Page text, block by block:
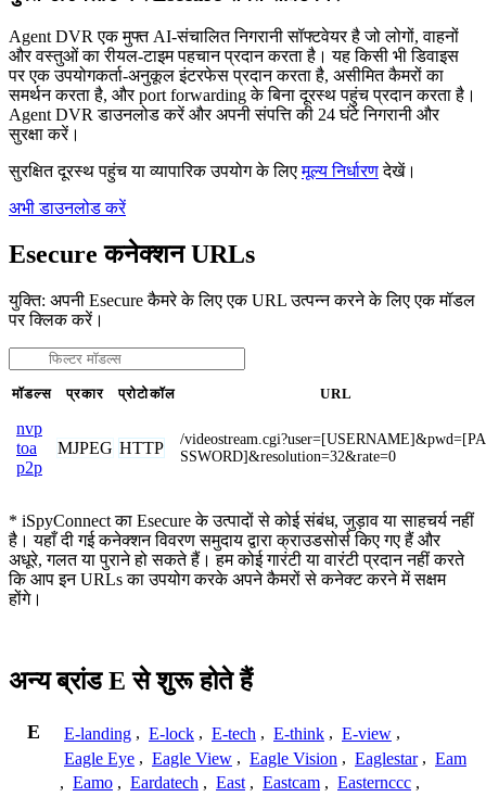
Agent DVR एक मुफ्त AI-संचालित निगरानी सॉफ्टवेयर है जो लोगों, वाहनों
और वस्तुओं का रीयल-टाइम पहचान प्रदान करता है। यह किसी भी डिवाइस
पर एक उपयोगकर्ता-अनुकूल इंटरफेस प्रदान करता है, असीमित कैमरों का
समर्थन करता है, और port forwarding के बिना दूरस्थ पहुंच प्रदान करता है।
Agent DVR डाउनलोड करें और अपनी संपत्ति की 24 घंटे निगरानी और
सुरक्षा करें।
सुरक्षित दूरस्थ पहुंच या व्यापारिक उपयोग के लिएमूल्य निर्धारणदेखें।
अभी डाउनलोड करें
Esecure कनेक्शन URLs
युक्ति: अपनी Esecure कैमरे के लिए एक URL उत्पन्न करने के लिए एक मॉडल
पर क्लिक करें।
मॉडल्स प्रकार प्रोटोकॉल URL
nvp
toa
p2p
MJPEG HTTP
/videostream.cgi?user=[USERNAME]&pwd=[PA
SSWORD]&resolution=32&rate=0
* iSpyConnect का Esecure के उत्पादों से कोई संबंध, जुड़ाव या साहचर्य नहीं
है। यहाँ दी गई कनेक्शन विवरण समुदाय द्वारा क्राउडसोर्स किए गए हैं और
अधूरे, गलत या पुराने हो सकते हैं। हम कोई गारंटी या वारंटी प्रदान नहीं करते
कि आप इन URLs का उपयोग करके अपने कैमरों से कनेक्ट करने में सक्षम
होंगे।
अन्य ब्रांड E से शुरू होते हैं
E E-landing , E-lock , E-tech , E-think , E-view ,
Eagle Eye , Eagle View , Eagle Vision , Eaglestar , Eam
, Eamo , Eardatech , East , Eastcam , Easternccc ,